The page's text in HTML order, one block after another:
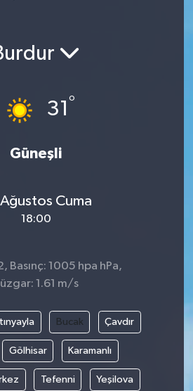
31°
Güneşli
Cuma
18:00
Basınç: 1005 hpa hPa,
1.61 m/s
Bucak Çavdır
Gölhisar Karamanlı
Tefenni Yeşilova